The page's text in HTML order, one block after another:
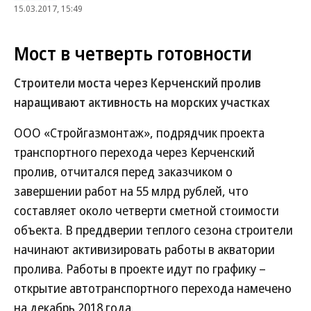
15.03.2017, 15:49
Мост в четверть готовности
Строители моста через Керченский пролив
наращивают активность на морских участках
ООО «Стройгазмонтаж», подрядчик проекта
транспортного перехода через Керченский
пролив, отчитался перед заказчиком о
завершении работ на 55 млрд рублей, что
составляет около четверти сметной стоимости
объекта. В преддверии теплого сезона строители
начинают активизировать работы в акватории
пролива. Работы в проекте идут по графику –
открытие автотранспортного перехода намечено
на декабрь 2018 года.